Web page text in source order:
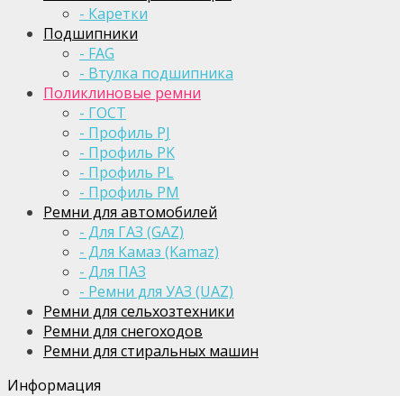
- Каретки
Подшипники
- FAG
- Втулка подшипника
Поликлиновые ремни
- ГОСТ
- Профиль PJ
- Профиль PK
- Профиль PL
- Профиль PM
Ремни для автомобилей
- Для ГАЗ (GAZ)
- Для Камаз (Kamaz)
- Для ПАЗ
- Ремни для УАЗ (UAZ)
Ремни для сельхозтехники
Ремни для снегоходов
Ремни для стиральных машин
Информация